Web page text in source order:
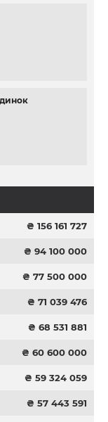
₴ 156 161 727
₴ 94 100 000
₴ 77 500 000
₴ 71 039 476
₴ 68 531 881
₴ 60 600 000
₴ 59 324 059
₴ 57 443 591